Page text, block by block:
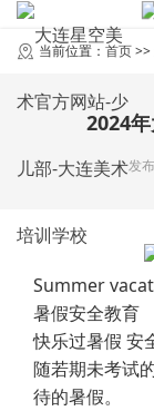
当前位置： 首页>>
2024
发
Summer
暑假安全教育
快乐过暑假 安
随若期未考试
待的暑假。